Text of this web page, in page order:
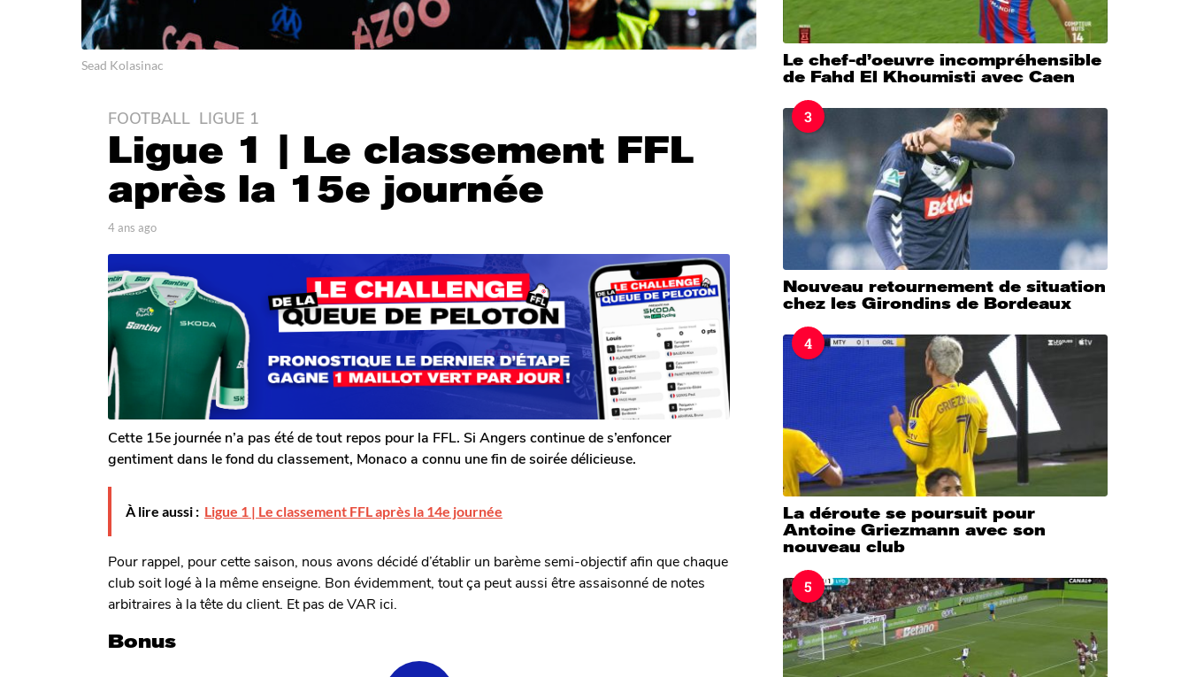
Sead Kolasinac
4
a
n
s
a
g
4
a
n
s
a
g
o
FOOTBALL ,LIGUE 1
Ligue 1 | Le classement FFL
après la 15e journée
p
r
T
o
m
G
a
l
e
r
o
n
4 ans ago
s
a
o
Cette 15e journée n’a pas été de tout repos pour la FFL. Si Angers continue de s’enfoncer
gentiment dans le fond du classement, Monaco a connu une fin de soirée délicieuse.
À lire aussi : Ligue 1 | Le classement FFL après la 14e journée
Pour rappel, pour cette saison, nous avons décidé d’établir un barème semi-objectif afin que chaque
club soit logé à la même enseigne. Bon évidemment, tout ça peut aussi être assaisonné de notes
arbitraires à la tête du client. Et pas de VAR ici.
Bonus
Le chef-d’oeuvre incompréhensible
de Fahd El Khoumisti avec Caen
3
Nouveau retournement de situation
chez les Girondins de Bordeaux
4
La déroute se poursuit pour
Antoine Griezmann avec son
nouveau club
5